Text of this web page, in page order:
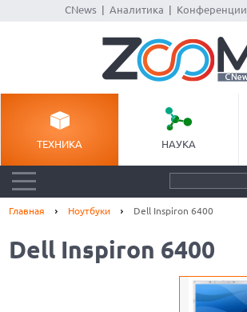
CNews| Аналитика Конференции
ТЕХНИКА НАУКА
Главная Ноутбуки Dell Inspiron 6400
Dell Inspiron 6400